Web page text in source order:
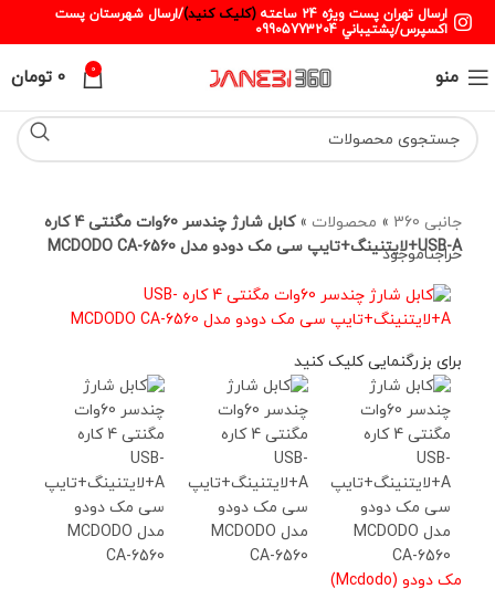
ارسال تهران پست ويژه 24 ساعته (کليک کنيد)/ارسال شهرستان پست
اکسپرس/پشتيباني 09905773204
منو 0
0 تومان
جانبی 360 » محصولات »
کابل شارژ چندسر 60وات مگنتی 4 کاره
USB-A+لایتنینگ+تایپ سی مک دودو مدل MCDODO CA-6560
حراجناموجود
برای بزرگنمایی کلیک کنید
مک دودو (Mcdodo)